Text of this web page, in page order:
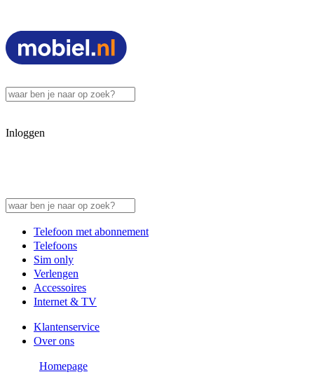
Inloggen
Telefoon met abonnement
Telefoons
Sim only
Verlengen
Accessoires
Internet & TV
Klantenservice
Over ons
Homepage